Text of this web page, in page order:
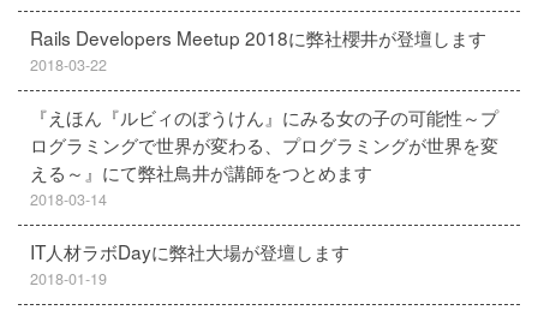
Rails Developers Meetup 2018に弊社櫻井が登壇します
2018-03-22
『えほん『ルビィのぼうけん』にみる女の子の可能性～プ
ログラミングで世界が変わる、プログラミングが世界を変
える～』にて弊社鳥井が講師をつとめます
2018-03-14
IT人材ラボDayに弊社大場が登壇します
2018-01-19